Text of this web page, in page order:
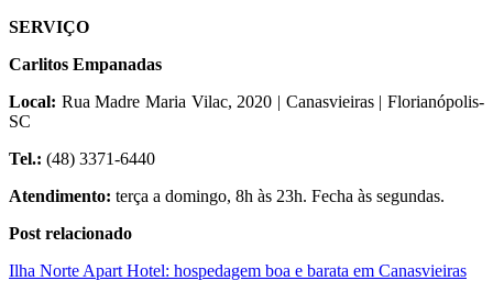
SERVIÇO
Carlitos Empanadas
Local: Rua Madre Maria Vilac, 2020 | Canasvieiras | Florianópolis-
SC
Tel.: (48) 3371-6440
Atendimento: terça a domingo, 8h às 23h. Fecha às segundas.
Post relacionado
Ilha Norte Apart Hotel: hospedagem boa e barata em Canasvieiras